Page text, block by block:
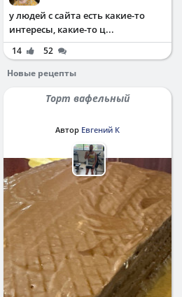
у людей с сайта есть какие-то
интересы, какие-то ц...
14
52
Новые рецепты
Торт вафельный
Автор Евгений К